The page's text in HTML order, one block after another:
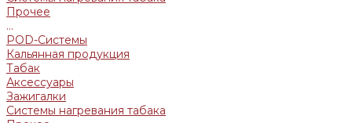
Прочее
...
POD-Системы
Кальянная продукция
Табак
Аксессуары
Зажигалки
Системы нагревания табака